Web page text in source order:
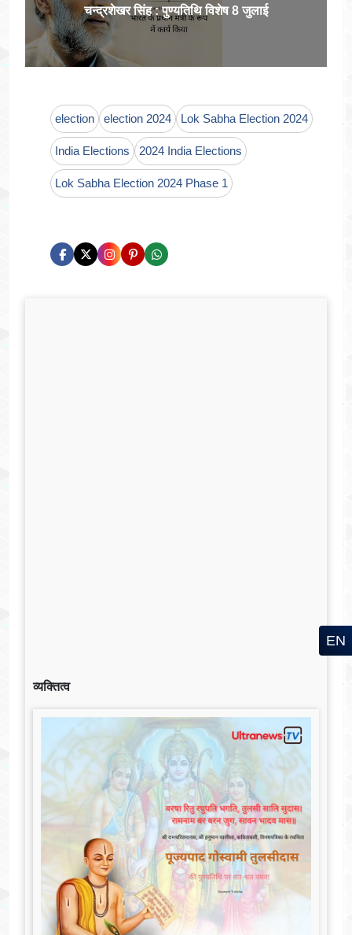
चन्द्रशेखर सिंह : पुण्यतिथि विशेष 8 जुलाई
election election 2024 Lok Sabha Election 2024
India Elections 2024 India Elections
Lok Sabha Election 2024 Phase 1
व्यक्तित्व
EN